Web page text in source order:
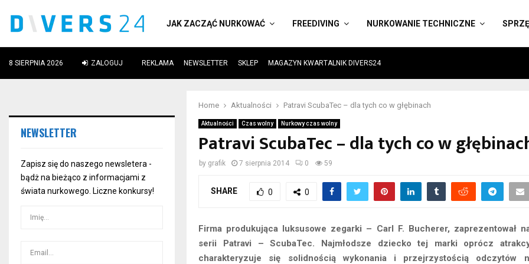
JAK ZACZĄĆ NURKOWAĆ FREEDIVING NURKOWANIE TECHNICZNE
8 SIERPNIA 2026 ZALOGUJ REKLAMA NEWSLETTER SKLEP MAGAZYN KWARTALNIK DIVERS24
Home Aktualności Patravi ScubaTec – dla tych co w głębinach
Aktualności Czas wolny Nurkowy czas wolny
Patravi ScubaTec – dla tych co w
by grafik 7 sierpnia 2014 0 59
SHARE 0 0
Firma produkująca luksusowe zegarki – Carl F. Bucherer, zaprezentował
serii Patravi – ScubaTec. Najmłodsze dziecko tej marki oprócz
charakteryzuje się solidnością wykonania i przejrzystością odczytów
NEWSLETTER
Zapisz się do naszego newsletera -
bądż na bieżąco z informacjami z
świata nurkowego. Liczne konkursy!